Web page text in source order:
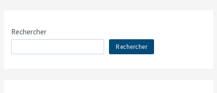
Rechercher
Rechercher